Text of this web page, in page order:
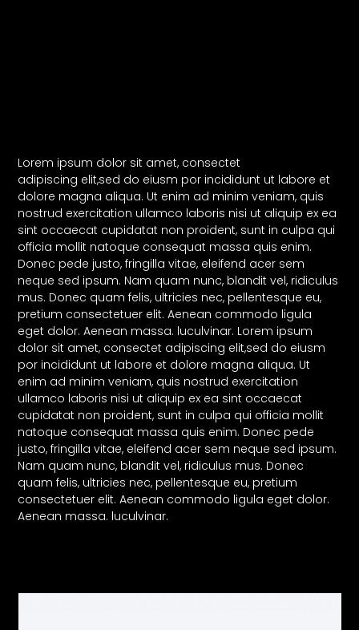
Lorem ipsum dolor sit amet, consectet
adipiscing elit,sed do eiusm por incididunt ut labore et
dolore magna aliqua. Ut enim ad minim veniam, quis
nostrud exercitation ullamco laboris nisi ut aliquip ex ea
sint occaecat cupidatat non proident, sunt in culpa qui
officia mollit natoque consequat massa quis enim.
Donec pede justo, fringilla vitae, eleifend acer sem
neque sed ipsum. Nam quam nunc, blandit vel, ridiculus
mus. Donec quam felis, ultricies nec, pellentesque eu,
pretium consectetuer elit. Aenean commodo ligula
eget dolor. Aenean massa. luculvinar. Lorem ipsum
dolor sit amet, consectet adipiscing elit,sed do eiusm
por incididunt ut labore et dolore magna aliqua. Ut
enim ad minim veniam, quis nostrud exercitation
ullamco laboris nisi ut aliquip ex ea sint occaecat
cupidatat non proident, sunt in culpa qui officia mollit
natoque consequat massa quis enim. Donec pede
justo, fringilla vitae, eleifend acer sem neque sed ipsum.
Nam quam nunc, blandit vel, ridiculus mus. Donec
quam felis, ultricies nec, pellentesque eu, pretium
consectetuer elit. Aenean commodo ligula eget dolor.
Aenean massa. luculvinar.